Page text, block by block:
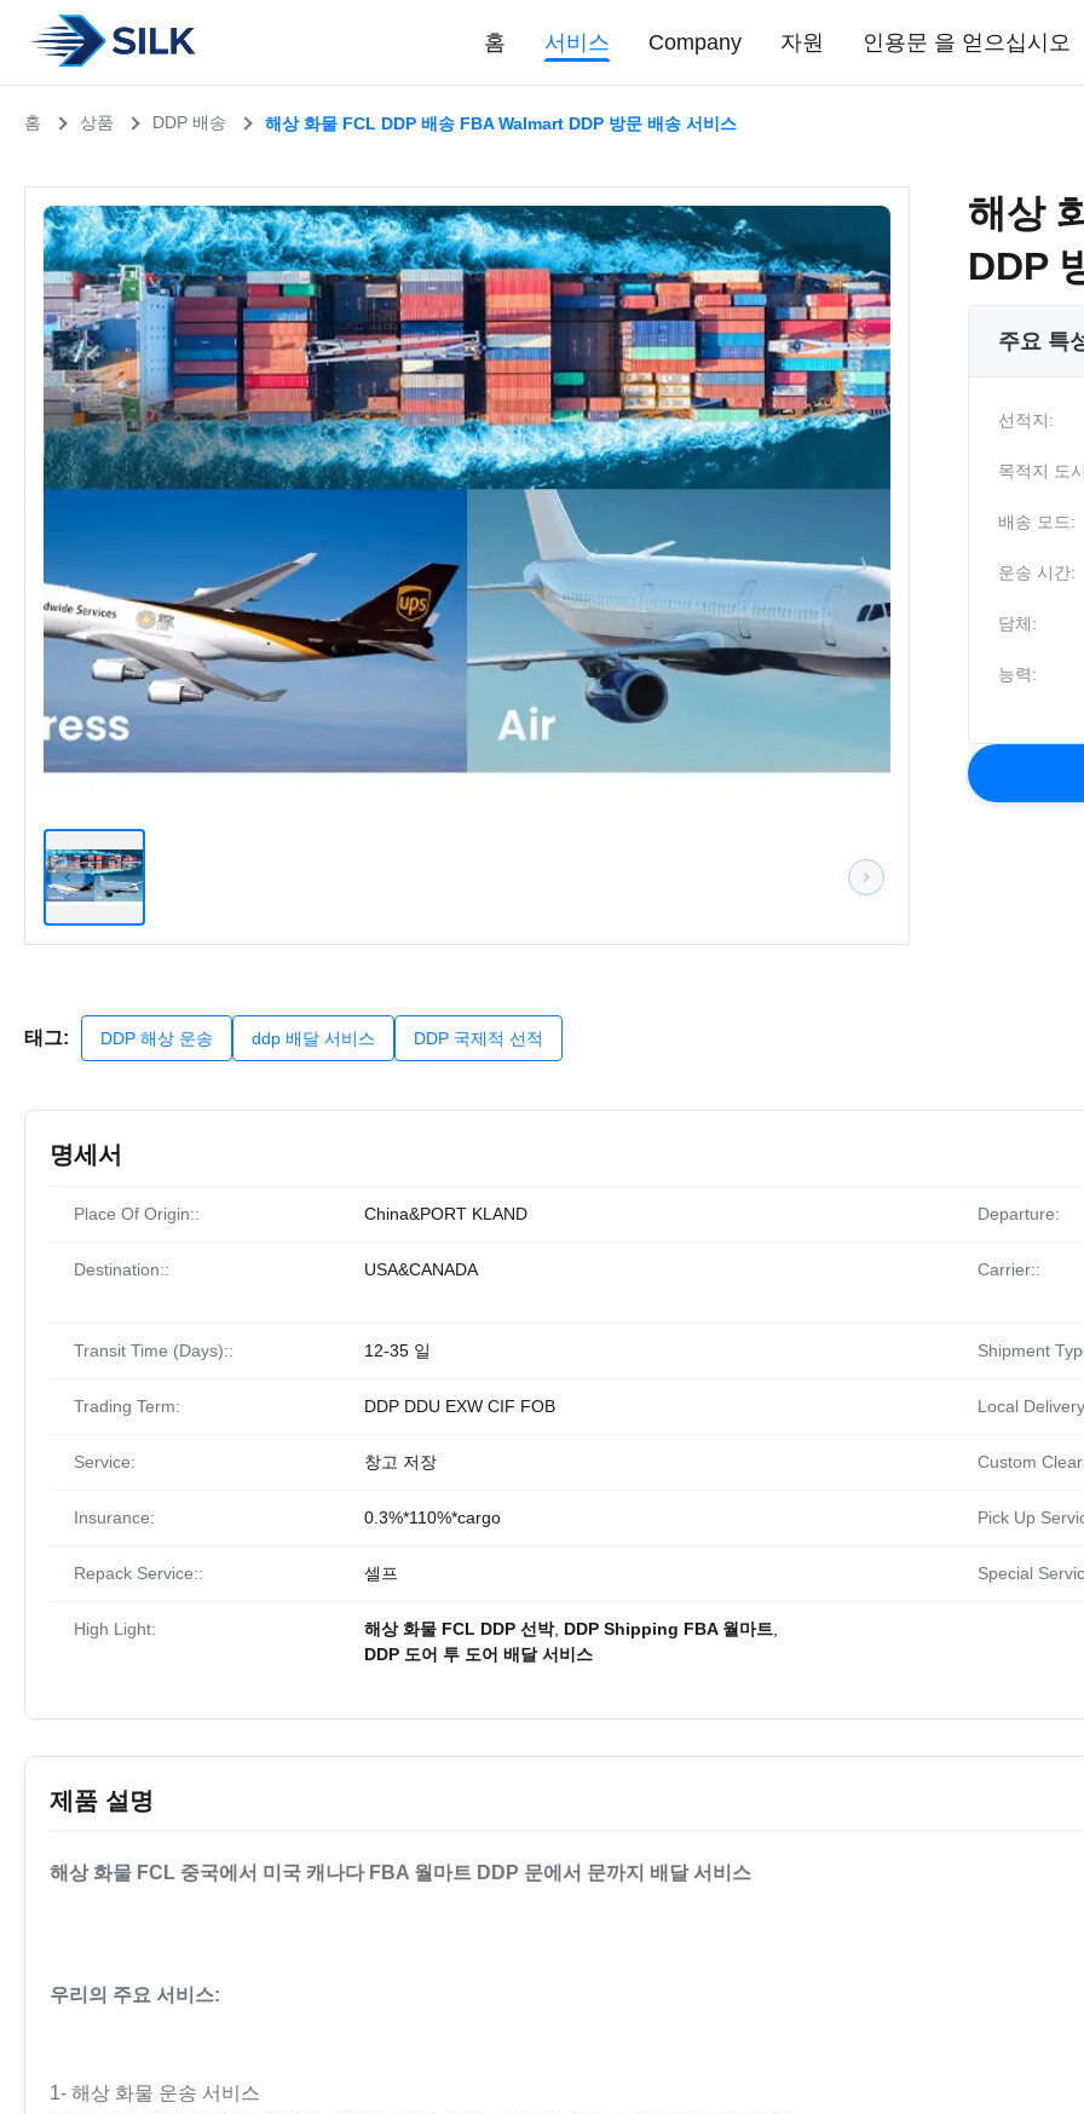
홈 서비스 Company 자원 인용문 을 얻으십시오
홈 상품 DDP 배송 해상 화물 FCL DDP 배송 FBA Walmart DDP 방문 배송 서비스
해상
DDP
주요 특
선적지:
목적지 도
배송 모드:
운송 시간:
담체:
능력:
태그: DDP 해상 운송 ddp 배달 서비스 DDP 국제적 선적
명세서
Place Of Origin:: China&PORT KLAND Departure:
Destination:: USA&CANADA Carrier::
Transit Time (Days):: 12-35 일 Shipment
Trading Term: DDP DDU EXW CIF FOB Local
Service: 창고 저장 Custom
Insurance: 0.3%*110%*cargo Pick Up
Repack Service:: 셀프 Special
High Light: 해상 화물 FCL DDP 선박, DDP Shipping FBA 월마트
DDP 도어 투 도어 배달 서비스
제품 설명
해상 화물 FCL 중국에서 미국 캐나다 FBA 월마트 DDP 문에서 문까지 배달 서비스
우리의 주요 서비스:
1- 해상 화물 운송 서비스